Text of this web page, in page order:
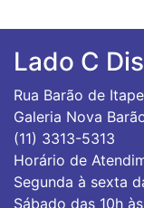
Lado C
Rua Barão de
Galeria Nova
(11) 3313-5313
Horário de
Segunda à sexta
Sábado das 10h